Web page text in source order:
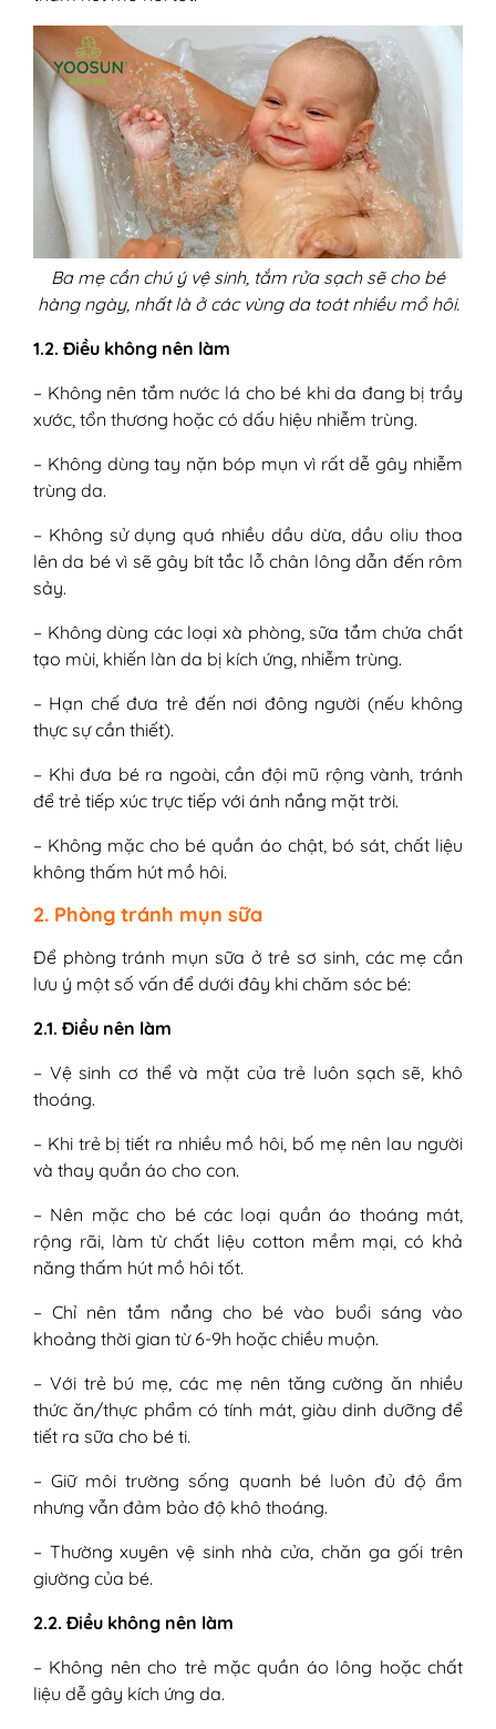
Ba mẹ cần chú ý vệ sinh, tắm rửa sạch sẽ cho bé
hàng ngày, nhất là ở các vùng da toát nhiều mồ hôi.
1.2. Điều không nên làm
– Không nên tắm nước lá cho bé khi da đang bị trầy
xước, tổn thương hoặc có dấu hiệu nhiễm trùng.
– Không dùng tay nặn bóp mụn vì rất dễ gây nhiễm
trùng da.
– Không sử dụng quá nhiều dầu dừa, dầu oliu thoa
lên da bé vì sẽ gây bít tắc lỗ chân lông dẫn đến rôm
sảy.
– Không dùng các loại xà phòng, sữa tắm chứa chất
tạo mùi, khiến làn da bị kích ứng, nhiễm trùng.
– Hạn chế đưa trẻ đến nơi đông người (nếu không
thực sự cần thiết).
– Khi đưa bé ra ngoài, cần đội mũ rộng vành, tránh
để trẻ tiếp xúc trực tiếp với ánh nắng mặt trời.
– Không mặc cho bé quần áo chật, bó sát, chất liệu
không thấm hút mồ hôi.
2. Phòng tránh mụn sữa
Để phòng tránh mụn sữa ở trẻ sơ sinh, các mẹ cần
lưu ý một số vấn để dưới đây khi chăm sóc bé:
2.1. Điều nên làm
– Vệ sinh cơ thể và mặt của trẻ luôn sạch sẽ, khô
thoáng.
– Khi trẻ bị tiết ra nhiều mồ hôi, bố mẹ nên lau người
và thay quần áo cho con.
– Nên mặc cho bé các loại quần áo thoáng mát,
rộng rãi, làm từ chất liệu cotton mềm mại, có khả
năng thấm hút mồ hôi tốt.
– Chỉ nên tắm nắng cho bé vào buổi sáng vào
khoảng thời gian từ 6-9h hoặc chiều muộn.
– Với trẻ bú mẹ, các mẹ nên tăng cường ăn nhiều
thức ăn/thực phẩm có tính mát, giàu dinh dưỡng để
tiết ra sữa cho bé ti.
– Giữ môi trường sống quanh bé luôn đủ độ ẩm
nhưng vẫn đảm bảo độ khô thoáng.
– Thường xuyên vệ sinh nhà cửa, chăn ga gối trên
giường của bé.
2.2. Điều không nên làm
– Không nên cho trẻ mặc quần áo lông hoặc chất
liệu dễ gây kích ứng da.